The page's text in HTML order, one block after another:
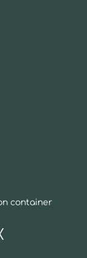
container